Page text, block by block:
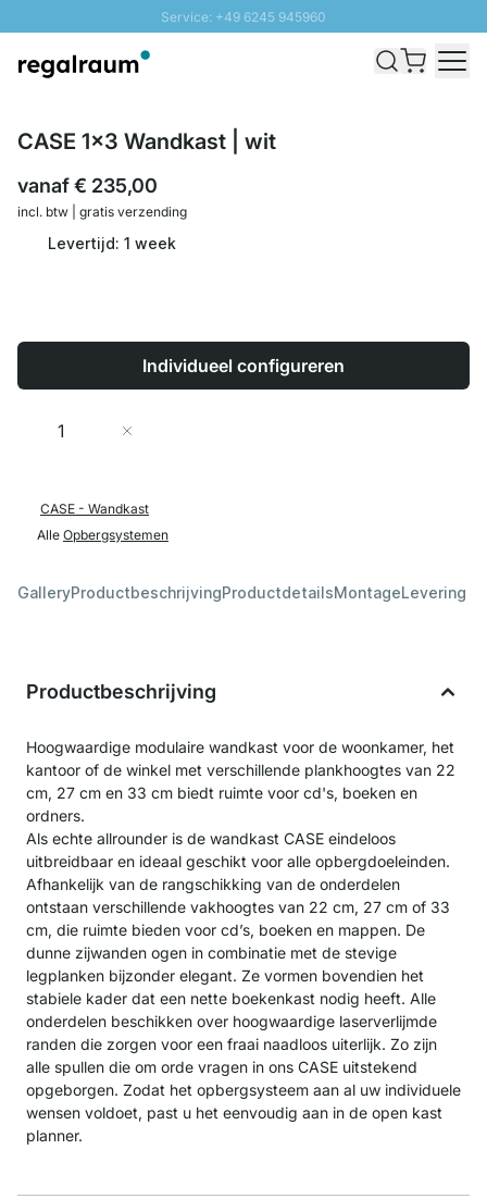
Service: +49 6245 945960
Snelle levering - Gratis verzending vanaf €100
CASE 1x3 Wandkast | wit
vanaf€ 235,00
incl. btw | gratis verzending
Levertijd: 1 week
Individueel configureren
Aantal
CASE - Wandkast
Alle Opbergsystemen
GalleryProductbeschrijvingProductdetailsMontageLevering
Productbeschrijving
Hoogwaardige modulaire wandkast voor de woonkamer, het
kantoor of de winkel met verschillende plankhoogtes van 22
cm, 27 cm en 33 cm biedt ruimte voor cd's, boeken en
ordners.
Als echte allrounder is de wandkast CASE eindeloos
uitbreidbaar en ideaal geschikt voor alle opbergdoeleinden.
Afhankelijk van de rangschikking van de onderdelen
ontstaan verschillende vakhoogtes van 22 cm, 27 cm of 33
cm, die ruimte bieden voor cd’s, boeken en mappen. De
dunne zijwanden ogen in combinatie met de stevige
legplanken bijzonder elegant. Ze vormen bovendien het
stabiele kader dat een nette boekenkast nodig heeft. Alle
onderdelen beschikken over hoogwaardige laserverlijmde
randen die zorgen voor een fraai naadloos uiterlijk. Zo zijn
alle spullen die om orde vragen in ons CASE uitstekend
opgeborgen. Zodat het opbergsysteem aan al uw individuele
wensen voldoet, past u het eenvoudig aan in de open kast
planner.